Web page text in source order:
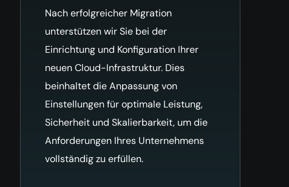
Nach erfolgreicher Migration
unterstützen wir Sie bei der
Einrichtung und Konfiguration Ihrer
neuen Cloud-Infrastruktur. Dies
beinhaltet die Anpassung von
Einstellungen für optimale Leistung,
Sicherheit und Skalierbarkeit, um die
Anforderungen Ihres Unternehmens
vollständig zu erfüllen.